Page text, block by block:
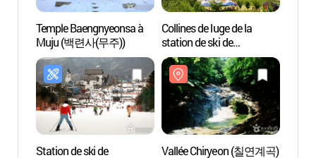
Temple Baengnyeonsa à
Muju (백련사(무주))
Collines de luge de la
station de ski de
Deogyusan
Station de ski de
Vallée Chiryeon (칠연계곡)